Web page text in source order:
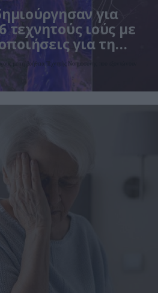
για
ιούς με
για τη
με τη βοήθεια Τεχνητής Νοημοσύνης που εξοντώνουν